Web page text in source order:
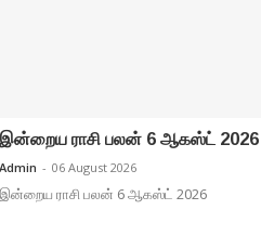
இன்றைய ராசி பலன் 6 ஆகஸ்ட் 2026
Admin - 06 August 2026
இன்றைய ராசி பலன் 6 ஆகஸ்ட் 2026